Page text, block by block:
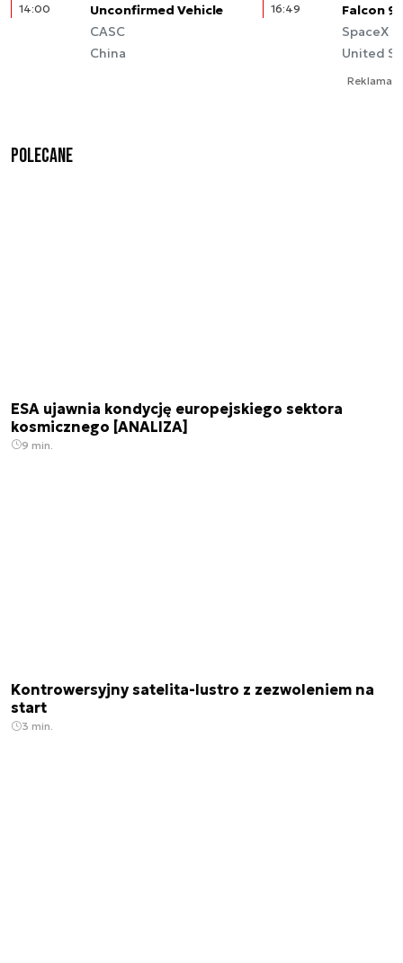
14:00
Unconfirmed Vehicle
CASC
China
16:49
Falcon 9
SpaceX
United
Reklama
Polecane
ESA ujawnia kondycję europejskiego sektora
kosmicznego [ANALIZA]
9 min.
Kontrowersyjny satelita-lustro z zezwoleniem na
start
3 min.